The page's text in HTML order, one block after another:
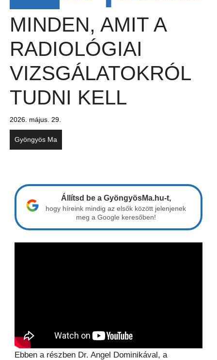
MINDEN, AMIT A
RADIOLÓGIAI
VIZSGÁLATOKRÓL
TUDNI KELL
2026. május. 29.
Gyöngyös Ma
Állítsd be a GyöngyösMa.hu-t,
hogy híreink mindig az elsők között jelenjenek
meg a Google keresőben!
Ebben a részben Dr. Angel Dominikával, a